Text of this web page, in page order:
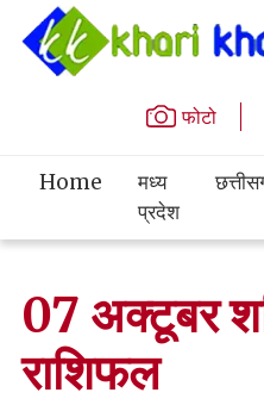
फोटो
Home
मध्य
प्रदेश
07 अक्टूबर
राशिफल